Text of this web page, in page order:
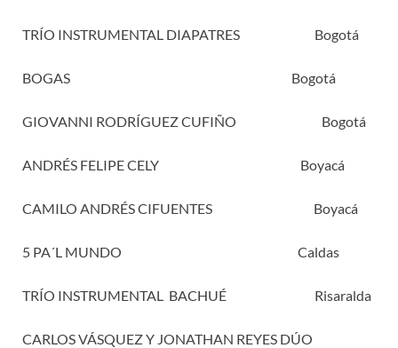
TRÍO INSTRUMENTAL DIAPATRES Bogotá
BOGAS Bogotá
GIOVANNI RODRÍGUEZ CUFIÑO Bogotá
ANDRÉS FELIPE CELY Boyacá
CAMILO ANDRÉS CIFUENTES Boyacá
5 PA´L MUNDO Caldas
TRÍO INSTRUMENTAL BACHUÉ Risaralda
CARLOS VÁSQUEZ Y JONATHAN REYES DÚO